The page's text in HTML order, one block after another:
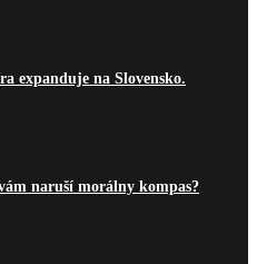
expanduje na Slovensko.
naruší morálny kompas?